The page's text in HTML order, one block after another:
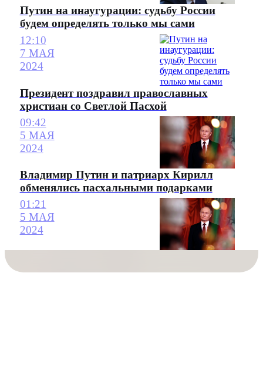
Путин на инаугурации: судьбу России
будем определять только мы сами
12:10
7 МАЯ
2024
Президент поздравил православных
христиан со Светлой Пасхой
09:42
5 МАЯ
2024
Владимир Путин и патриарх Кирилл
обменялись пасхальными подарками
01:21
5 МАЯ
2024